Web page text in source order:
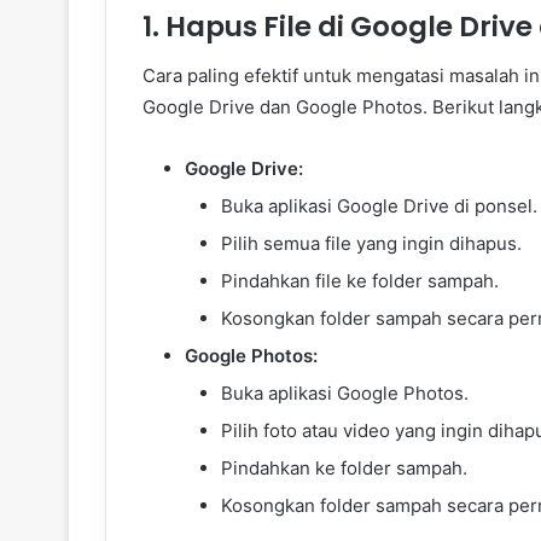
1. Hapus File di Google
Cara paling efektif untuk mengatasi masalah
Google Drive dan Google Photos. Berikut
Google Drive:
Buka aplikasi Google Drive di ponsel.
Pilih semua file yang ingin dihapus.
Pindahkan file ke folder sampah.
Kosongkan folder sampah secara
Google Photos:
Buka aplikasi Google Photos.
Pilih foto atau video yang ingin
Pindahkan ke folder sampah.
Kosongkan folder sampah secara